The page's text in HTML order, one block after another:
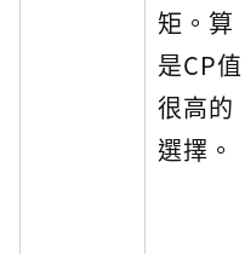
矩。算
是CP值
很高的
選擇。